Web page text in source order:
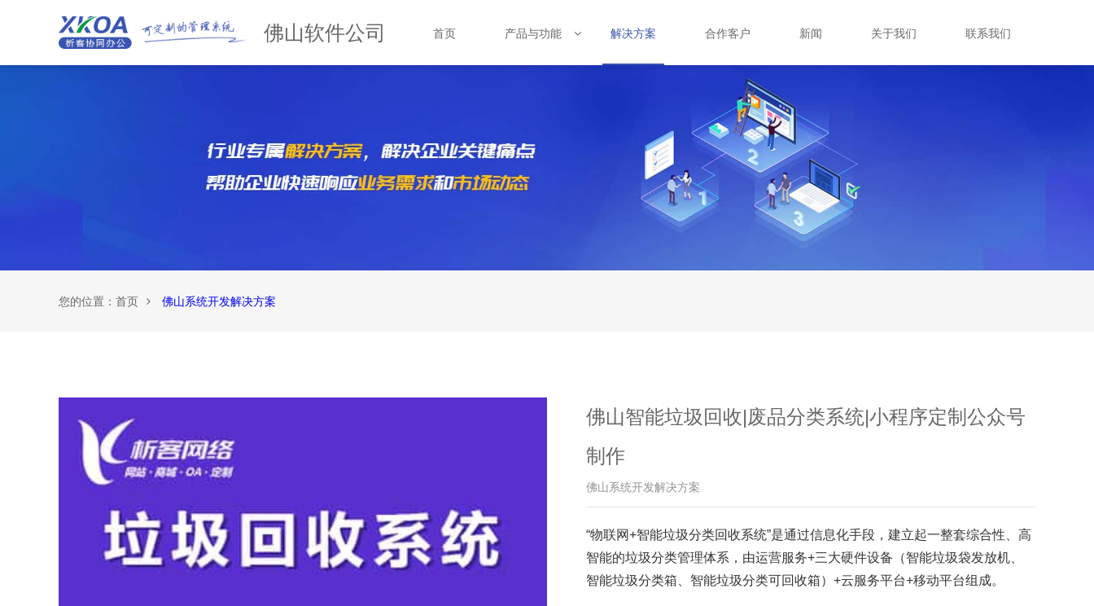
佛山软件公司 首页 产品与功能 合作客户 新闻 关于我们 联系我们
您的位置： 首页 佛山系统开发解决方案
佛山智能垃圾回收|废品分类系统|小程序定制公众号
制作
佛山系统开发解决方案
“物联网+智能垃圾分类回收系统”是通过信息化手段，建立起一整套综合性、高
智能的垃圾分类管理体系，由运营服务+三大硬件设备（智能垃圾袋发放机、
智能垃圾分类箱、智能垃圾分类可回收箱）+云服务平台+移动平台组成。